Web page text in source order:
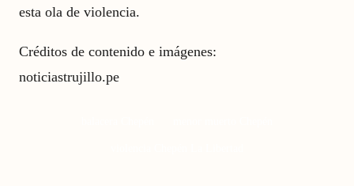
esta ola de violencia.
Créditos de contenido e imágenes:
noticiastrujillo.pe